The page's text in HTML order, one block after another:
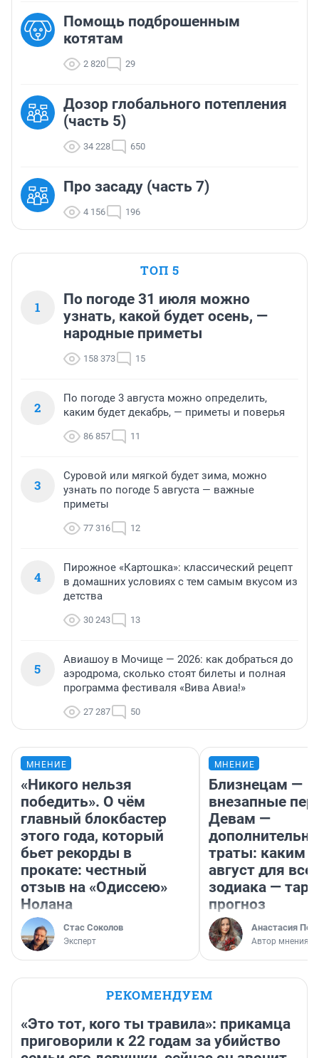
Помощь подброшенным
котятам
2 820 29
Дозор глобального потепления
(часть 5)
34 228 650
Про засаду (часть 7)
4 156 196
ТОП 5
1
По погоде 31 июля можно
узнать, какой будет осень, —
народные приметы
158 373 15
2
По погоде 3 августа можно определить,
каким будет декабрь, — приметы и поверья
86 857 11
3
Суровой или мягкой будет зима, можно
узнать по погоде 5 августа — важные
приметы
77 316 12
4
Пирожное «Картошка»: классический рецепт
в домашних условиях с тем самым вкусом из
детства
30 243 13
5
Авиашоу в Мочище — 2026: как добраться до
аэродрома, сколько стоят билеты и полная
программа фестиваля «Вива Авиа!»
27 287 50
МНЕНИЕ
«Никого нельзя
победить». О чём
главный блокбастер
этого года, который
бьет рекорды в
прокате: честный
отзыв на «Одиссею»
Нолана
Стас Соколов
Эксперт
МНЕНИЕ
Близнецам —
внезапные
Девам —
траты: каким
август для
зодиака —
прогноз
Анастасия
Автор мнения
РЕКОМЕНДУЕМ
«Это тот, кого ты травила»: прикамца
приговорили к 22 годам за убийство